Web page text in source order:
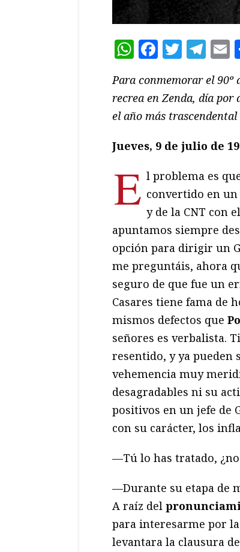
WhatsApp
Para conmemorar el 90º
recrea en Zenda, día por
el año más
Jueves, 9 de julio de
E l problema es
convertido en
y de la CNT con
apuntamos siempre
opción para dirigir un
me preguntáis, ahora
seguro de que fue un
Casares tiene fama de
mismos defectos que
señores es verbalista.
resentido, y ya pueden
vehemencia muy
desagradables ni su
positivos en un jefe de
con su carácter, los
—Tú lo has tratado,
—Durante su etapa de
A raíz del
para interesarme por
levantara la clausura